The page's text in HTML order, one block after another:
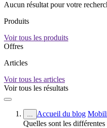
Aucun résultat pour votre
Produits
Voir tous les produits
Offres
Articles
Voir tous les articles
Voir tous les résultats
... Accueil du blog
Quelles sont les